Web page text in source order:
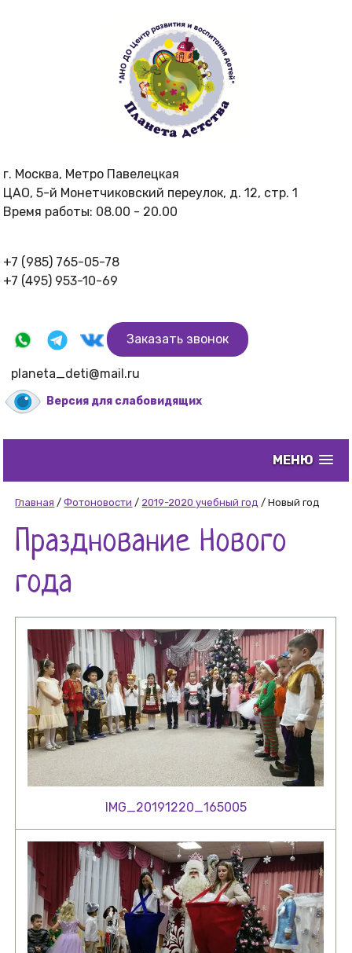
г. Москва, Метро Павелецкая
ЦАО, 5-й Монетчиковский переулок, д. 12, стр. 1
Время работы: 08.00 - 20.00
+7 (985) 765-05-78
+7 (495) 953-10-69
Заказать звонок
planeta_deti@mail.ru
Версия для слабовидящих
МЕНЮ
Главная /Фотоновости / 2019-2020 учебный год /Новый год
Празднование Нового
года
IMG_20191220_165005